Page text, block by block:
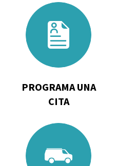
to
Programa
una
cita
PROGRAMA UNA
CITA
Biblioteca